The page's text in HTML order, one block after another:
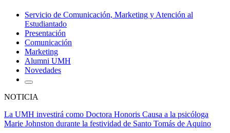
Servicio de Comunicación, Marketing y Atención al
Estudiantado
Presentación
Comunicación
Marketing
Alumni UMH
Novedades
NOTICIA
La UMH investirá como Doctora Honoris Causa a la psicóloga
Marie Johnston durante la festividad de Santo Tomás de Aquino